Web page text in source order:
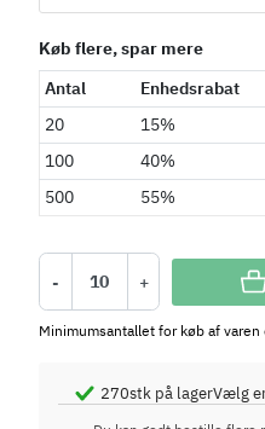
Køb flere, spar mere
Antal Enhedsrabat
20
15%
100
40%
500
55%
- +
Minimumsantallet for køb af varen
270stk på lagerVælg